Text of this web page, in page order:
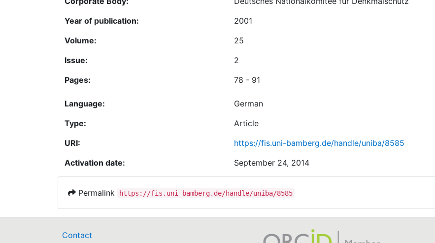
Year of publication:
2001
Volume:
25
Issue:
2
Pages:
78 - 91
Language:
German
Type:
Article
URI:
https://fis.uni-bamberg.de/handle/uniba/8585
Activation date:
September 24, 2014
Permalink https://fis.uni-bamberg.de/handle/uniba/8585
Contact